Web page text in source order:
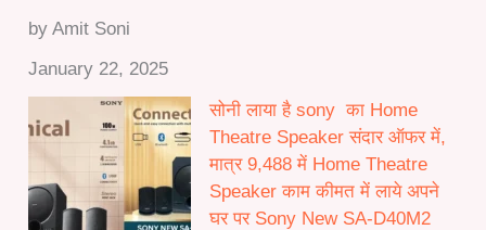
by Amit Soni
January 22, 2025
सोनी लाया है sony का Home
Theatre Speaker संदार ऑफर में,
मात्र 9,488 में Home Theatre
Speaker काम कीमत में लाये अपने
घर पर Sony New SA-D40M2